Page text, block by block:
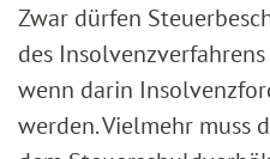
Zwar dürfen
des
wenn darin
werden. Vielmehr muss